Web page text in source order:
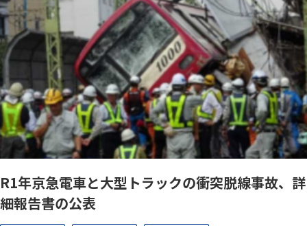
R1年京急電車と大型トラックの衝突脱線事故、詳
細報告書の公表